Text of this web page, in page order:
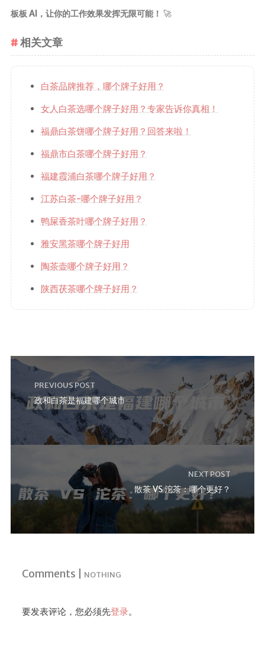
板板 AI，让你的工作效果发挥无限可能！ 🚀
相关文章
白茶品牌推荐，哪个牌子好用？
女人白茶选哪个牌子好用？专家告诉你真相！
福鼎白茶饼哪个牌子好用？回答来啦！
福鼎市白茶哪个牌子好用？
福建霞浦白茶哪个牌子好用？
江苏白茶-哪个牌子好用？
鸭屎香茶叶哪个牌子好用？
雅安黑茶哪个牌子好用
陶茶壶哪个牌子好用？
陕西茯茶哪个牌子好用？
PREVIOUS POST
政和白茶是福建哪个城市
NEXT POST
散茶 VS 沱茶：哪个更好？
Comments | NOTHING
要发表评论，您必须先登录。